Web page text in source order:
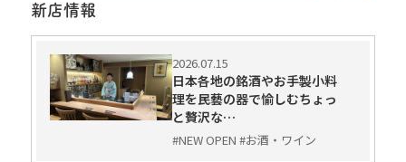
新店情報
2026.07.15
日本各地の銘酒やお手製小料
理を民藝の器で愉しむちょっ
と贅沢な…
#NEW OPEN #お酒・ワイン